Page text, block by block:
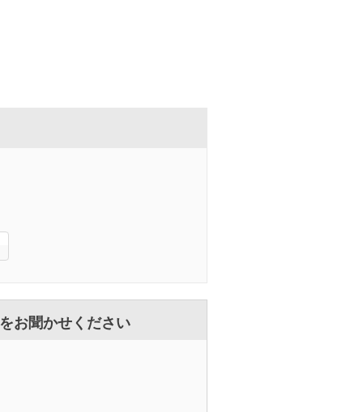
お聞かせください